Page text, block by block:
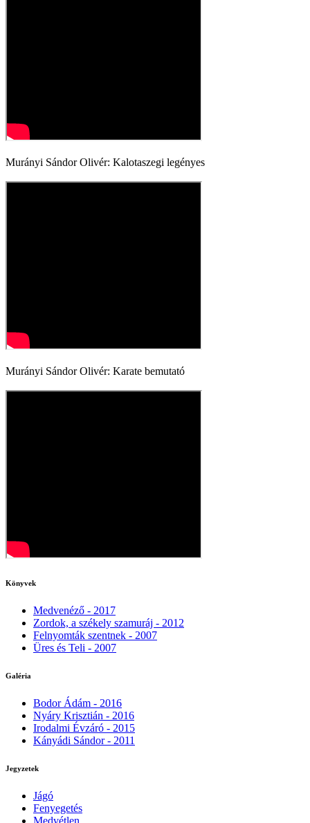
Murányi Sándor Olivér: Kalotaszegi legényes
Murányi Sándor Olivér: Karate bemutató
Könyvek
Medvenéző - 2017
Zordok, a székely szamuráj - 2012
Felnyomták szentnek - 2007
Üres és Teli - 2007
Galéria
Bodor Ádám - 2016
Nyáry Krisztián - 2016
Irodalmi Évzáró - 2015
Kányádi Sándor - 2011
Jegyzetek
Jágó
Fenyegetés
Medvétlen